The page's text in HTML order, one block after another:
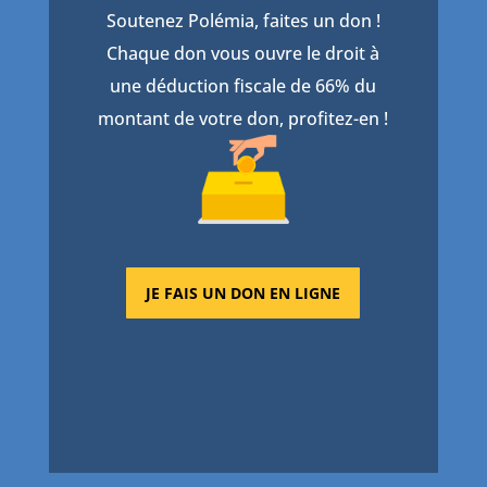
Soutenez Polémia, faites un don !
Chaque don vous ouvre le droit à
une déduction fiscale de 66% du
montant de votre don, profitez-en !
JE FAIS UN DON EN LIGNE